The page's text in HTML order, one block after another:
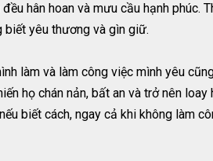
hân hoan và mưu cầu hạnh
biết yêu thương và gìn giữ.
làm và làm công việc mình yêu
họ chán nản, bất an và trở nên
biết cách, ngay cả khi không làm